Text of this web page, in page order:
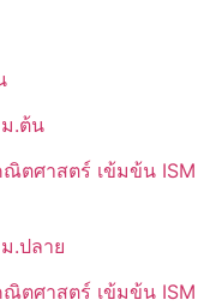
ม.ต้น
ตศาสตร์ เข้มข้น ISM
.ปลาย
ตศาสตร์ เข้มข้น ISM